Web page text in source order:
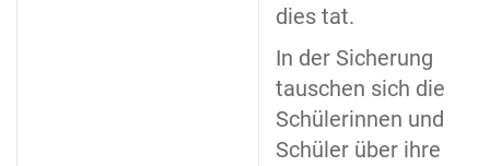
dies tat.
In der Sicherung
tauschen sich die
Schülerinnen und
Schüler über ihre